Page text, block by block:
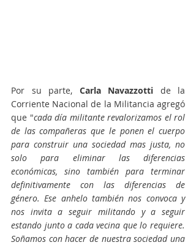
Por su parte, Carla Navazzotti de la
Corriente Nacional de la Militancia agregó
que "cada día militante revalorizamos el rol
de las compañeras que le ponen el cuerpo
para construir una sociedad mas justa, no
solo para eliminar las diferencias
económicas, sino también para terminar
definitivamente con las diferencias de
género. Ese anhelo también nos convoca y
nos invita a seguir militando y a seguir
estando junto a cada vecina que lo requiere.
Soñamos con hacer de nuestra sociedad una